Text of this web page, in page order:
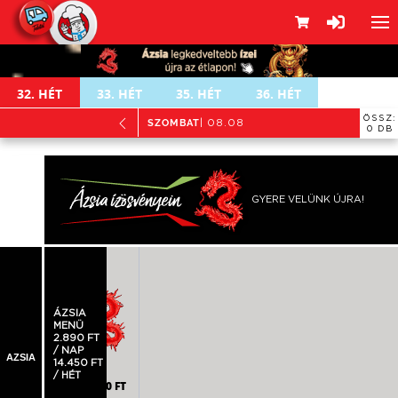
32. HÉT 33. HÉT 35. HÉT 36. HÉT
SZOMBAT | 08.08
ÖSSZ:
0 DB
GYERE VELÜNK ÚJRA!
AZSIA
ÁZSIA
MENÜ
2.890 FT
/ NAP
14.450 FT
/ HÉT
2.790 FT